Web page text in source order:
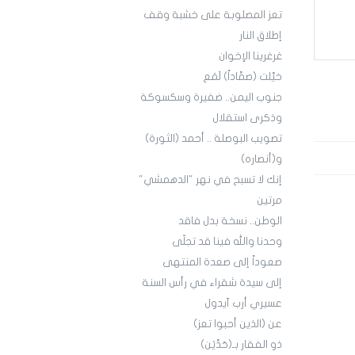
تعز المصلوبة على خشبة وقف
إطلاق النار
غرغرينا الإخوان
خيَّلت (صمَّاداً) لَمَع
جنوب اليمن.. ضفيرة وسكسوكة
وذكرى استقلال
تصويب البوصلة .. أحمد (الثورة)
و(أنصاره)
إنك لا تسبح في نهر "الدهمشي"
مرتين
الوطن.. نسخة بدل فاقد
وحدنا والله فينا قد تجلّى
صعوداً إلى صعدة المنتهى
إلى سيدة شقراء في رأس السنة
عسيري أرب آيدول
عن (الذين أحبوا تعز)
ذو الفقار بـ(حَدَّيْن)